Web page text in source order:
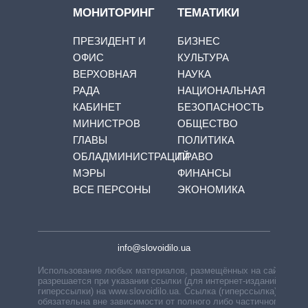
МОНИТОРИНГ
ПРЕЗИДЕНТ И
ОФИС
ВЕРХОВНАЯ
РАДА
КАБИНЕТ
МИНИСТРОВ
ГЛАВЫ
ОБЛАДМИНИСТРАЦИЙ
МЭРЫ
ВСЕ ПЕРСОНЫ
ТЕМАТИКИ
БИЗНЕС
КУЛЬТУРА
НАУКА
НАЦИОНАЛЬНАЯ
БЕЗОПАСНОСТЬ
ОБЩЕСТВО
ПОЛИТИКА
ПРАВО
ФИНАНСЫ
ЭКОНОМИКА
info@slovoidilo.ua
Использование любых материалов, размещённых на сайте,
разрешается при указании ссылки (для интернет-изданий —
гиперссылки) на www.slovoidilo.ua. Ссылка (гиперссылка)
обязательна вне зависимости от полного либо частичного